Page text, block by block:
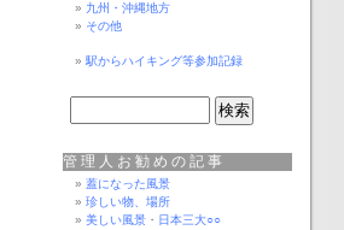
九州・沖縄地方
その他
駅からハイキング等参加記録
管理人お勧めの記事
蓋になった風景
珍しい物、場所
美しい風景 ・ 日本三大○○